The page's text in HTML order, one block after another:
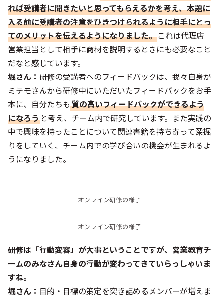
れば受講者に聞きたいと思ってもらえるかを考え、本題に
入る前に受講者の注意をひきつけられるように相手にとっ
てのメリットを伝えるようになりました。 これは代理店
営業担当として相手に商材を説明するときにも必要なこと
だなと感じています。
堀さん： 研修の受講者へのフィードバックは、我々自身が
ミテモさんから研修中にいただいたフィードバックをお手
本に、自分たちも質の高いフィードバックができるよう
になろう と考え、チーム内で研究しています。また実践の
中で興味を持ったことについて関連書籍を持ち寄って深掘
りをしていく、チーム内での学び合いの機会が生まれるよ
うになりました。
オンライン研修の様子
オンライン研修の様子
――研修は「行動変容」が大事ということですが、営業教育チ
ームのみなさん自身の行動が変わってきていらっしゃいま
すね。
堀さん： 目的・目標の策定を突き詰めるメンバーが増えま